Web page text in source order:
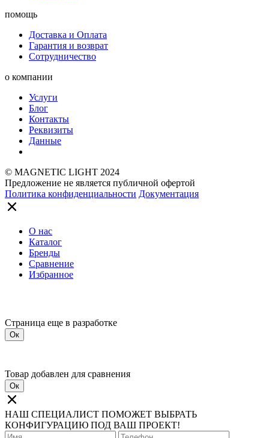
помощь
Доставка и Оплата
Гарантия и возврат
Сотрудничество
о компании
Услуги
Блог
Контакты
Реквизиты
Данные
© MAGNETIC LIGHT 2024
Предложение не является публичной офертой
Политика конфиденциальности Документация
О нас
Каталог
Бренды
Сравнение
Избранное
Страница еще в разработке
Ок
Товар добавлен для сравнения
Ок
НАШ СПЕЦИАЛИСТ ПОМОЖЕТ ВЫБРАТЬ
КОНФИГУРАЦИЮ ПОД ВАШ ПРОЕКТ!